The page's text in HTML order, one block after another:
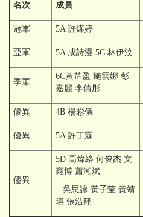
名次 成員
冠軍 5A 許燁婷
亞軍 5A 成詩漫 5C 林伊汶
季軍
6C黃芷盈 施雲娜 彭
嘉麗 李倩彤
優異 4B 楊彩儀
優異 5A 許丁霖
優異
5D 高煒絡 何俊杰 文
雍博 蕭湘斌
吳思詠 黃子莹 黃靖
琪 張浩翔